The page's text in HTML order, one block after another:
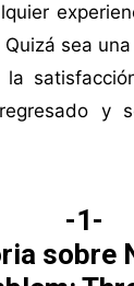
sea
la
y
-1-
sobre